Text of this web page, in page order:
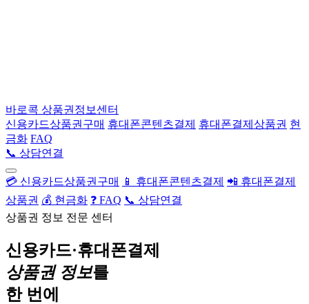
바로콕 상품권정보센터
신용카드상품권구매 휴대폰콘텐츠결제 휴대폰결제상품권 현
금화 FAQ
📞 상담연결
💳 신용카드상품권구매 📱 휴대폰콘텐츠결제 📲 휴대폰결제
상품권 💰 현금화 ❓ FAQ 📞 상담연결
상품권 정보 전문 센터
신용카드·휴대폰결제
상품권 정보를
한 번에